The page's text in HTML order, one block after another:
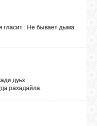
гласит : Не бывает дыма
дуьз
рахадайла.